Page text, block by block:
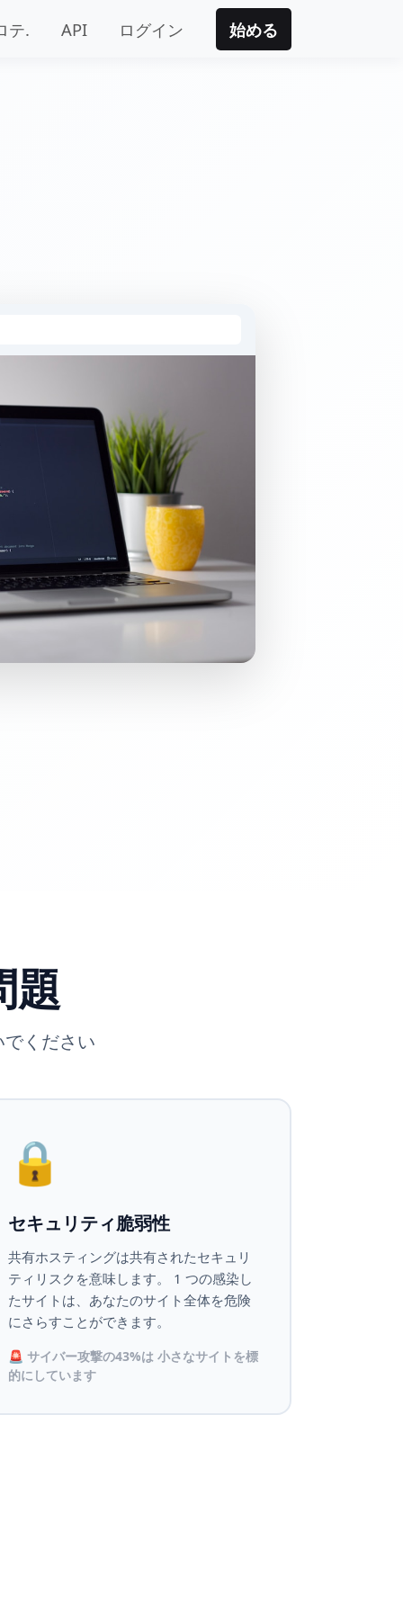
テ. API ログイン 始める
題
ください
🔒
セキュリティ脆弱性
共有ホスティングは共有されたセキュリ
ティリスクを意味します。 1 つの感染し
たサイトは、あなたのサイト全体を危険
にさらすことができます。
🚨 サイバー攻撃の43%は 小さなサイトを標
的にしています